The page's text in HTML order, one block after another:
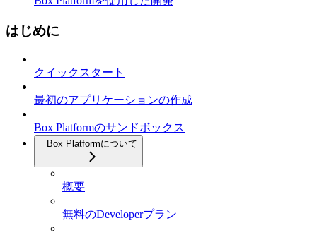
はじめに
クイックスタート
最初のアプリケーションの作成
Box Platformのサンドボックス
Box Platformについて
概要
無料のDeveloperプラン